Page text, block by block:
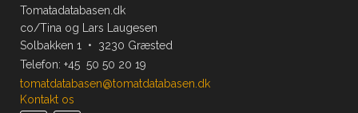
Tomatadatabasen.dk
co/Tina og Lars Laugesen
Solbakken 1 • 3230 Græsted
Telefon: +45 50 50 20 19
tomatdatabasen@tomatdatabasen.dk
Kontakt os